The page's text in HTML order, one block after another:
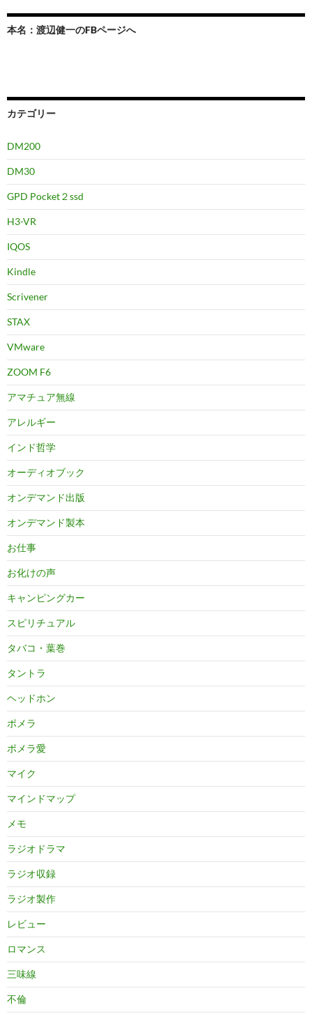
本名：渡辺健一のFBページへ
カテゴリー
DM200
DM30
GPD Pocket２ssd
H3-VR
IQOS
Kindle
Scrivener
STAX
VMware
ZOOM F6
アマチュア無線
アレルギー
インド哲学
オーディオブック
オンデマンド出版
オンデマンド製本
お仕事
お化けの声
キャンピングカー
スピリチュアル
タバコ・葉巻
タントラ
ヘッドホン
ポメラ
ポメラ愛
マイク
マインドマップ
メモ
ラジオドラマ
ラジオ収録
ラジオ製作
レビュー
ロマンス
三味線
不倫